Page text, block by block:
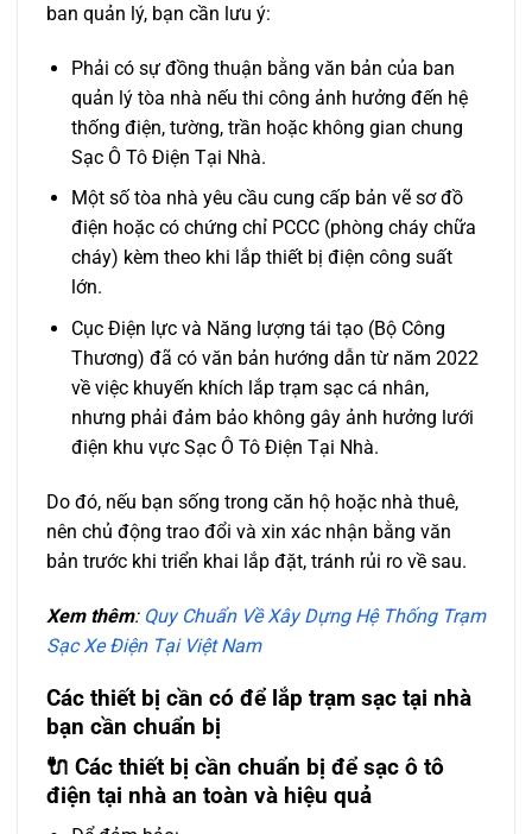
ban quản lý, bạn cần lưu ý:
Phải có sự đồng thuận bằng văn bản của ban
quản lý tòa nhà nếu thi công ảnh hưởng đến hệ
thống điện, tường, trần hoặc không gian chung
Sạc Ô Tô Điện Tại Nhà.
Một số tòa nhà yêu cầu cung cấp bản vẽ sơ đồ
điện hoặc có chứng chỉ PCCC (phòng cháy chữa
cháy) kèm theo khi lắp thiết bị điện công suất
lớn.
Cục Điện lực và Năng lượng tái tạo (Bộ Công
Thương) đã có văn bản hướng dẫn từ năm 2022
về việc khuyến khích lắp trạm sạc cá nhân,
nhưng phải đảm bảo không gây ảnh hưởng lưới
điện khu vực Sạc Ô Tô Điện Tại Nhà.
Do đó, nếu bạn sống trong căn hộ hoặc nhà thuê,
nên chủ động trao đổi và xin xác nhận bằng văn
bản trước khi triển khai lắp đặt, tránh rủi ro về sau.
Xem thêm: Quy Chuẩn Về Xây Dựng Hệ Thống Trạm
Sạc Xe Điện Tại Việt Nam
Các thiết bị cần có để lắp trạm sạc tại nhà
bạn cần chuẩn bị
🔌 Các thiết bị cần chuẩn bị để sạc ô tô
điện tại nhà an toàn và hiệu quả